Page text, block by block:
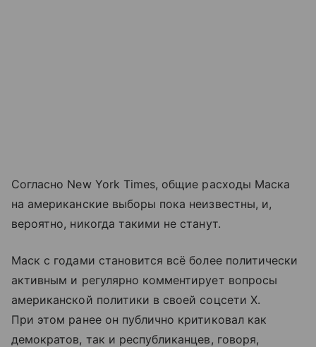
Согласно New York Times, общие расходы Маска
на американские выборы пока неизвестны, и,
вероятно, никогда такими не станут.
Маск с годами становится всё более политически
активным и регулярно комментирует вопросы
американской политики в своей соцсети X.
При этом ранее он публично критиковал как
демократов, так и республиканцев, говоря,